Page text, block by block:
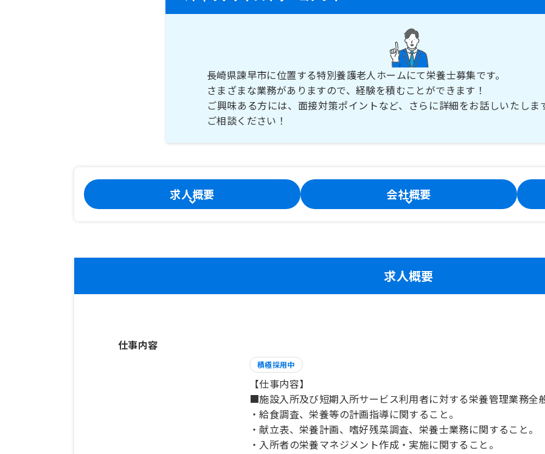
長崎県諫早市に位置する特別養護老人ホームにて栄養士募集です。
さまざまな業務がありますので、経験を積むことができます！
ご興味ある方には、面接対策ポイントなど、さらに詳細をお話しいたしま
ご相談ください！
求人概要 会社概要
求人概要
仕事内容
積極採用中
【仕事内容】
■施設入所及び短期入所サービス利用者に対する栄養管理業務全
・給食調査、栄養等の計画指導に関すること。
・献立表、栄養計画、嗜好残菜調査、栄養士業務に関すること。
・入所者の栄養マネジメント作成・実施に関すること。